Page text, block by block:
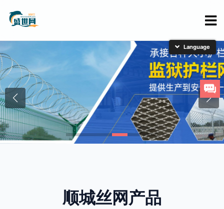
顺城丝网产品
简体中文
English
日本語
한국어